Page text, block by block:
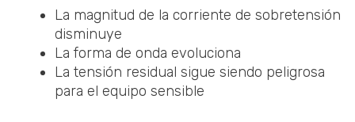
La magnitud de la corriente de sobretensión
disminuye
La forma de onda evoluciona
La tensión residual sigue siendo peligrosa
para el equipo sensible